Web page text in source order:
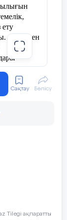
Сонымен
Сақтау Бөлісу
Tilegi ақпаратты